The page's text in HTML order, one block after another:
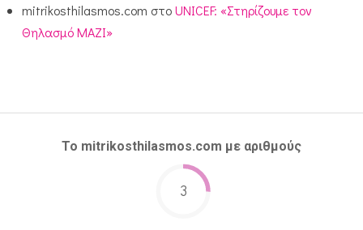
mitrikosthilasmos.com στοUNICEF: «Στηρίζουμε τον
Θηλασμό ΜΑΖΙ»
Το mitrikosthilasmos.com με αριθμούς
3